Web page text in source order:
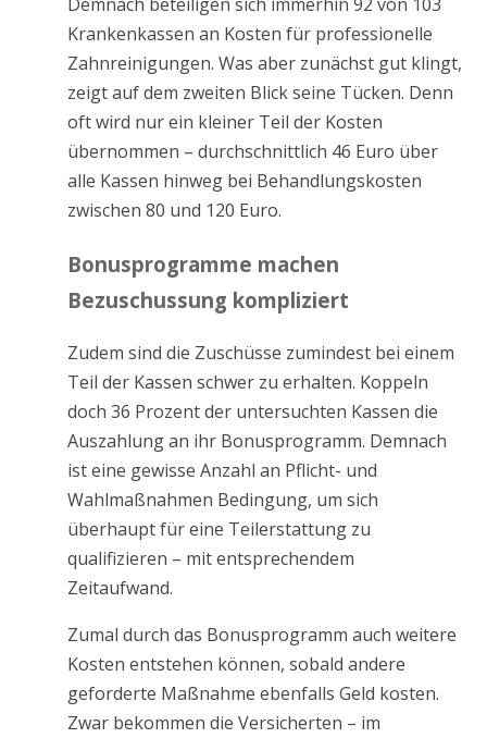
Krankenkassen an Kosten für professionelle
Zahnreinigungen. Was aber zunächst gut klingt,
zeigt auf dem zweiten Blick seine Tücken. Denn
oft wird nur ein kleiner Teil der Kosten
übernommen – durchschnittlich 46 Euro über
alle Kassen hinweg bei Behandlungskosten
zwischen 80 und 120 Euro.
Bonusprogramme machen
Bezuschussung kompliziert
Zudem sind die Zuschüsse zumindest bei einem
Teil der Kassen schwer zu erhalten. Koppeln
doch 36 Prozent der untersuchten Kassen die
Auszahlung an ihr Bonusprogramm. Demnach
ist eine gewisse Anzahl an Pflicht- und
Wahlmaßnahmen Bedingung, um sich
überhaupt für eine Teilerstattung zu
qualifizieren – mit entsprechendem
Zeitaufwand.
Zumal durch das Bonusprogramm auch weitere
Kosten entstehen können, sobald andere
geforderte Maßnahme ebenfalls Geld kosten.
Zwar bekommen die Versicherten – im